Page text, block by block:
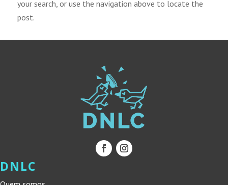
your search, or use the navigation above to locate the
post.
DNLC